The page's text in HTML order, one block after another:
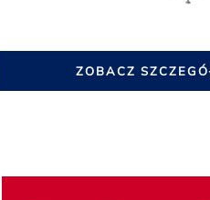
ZOBACZ